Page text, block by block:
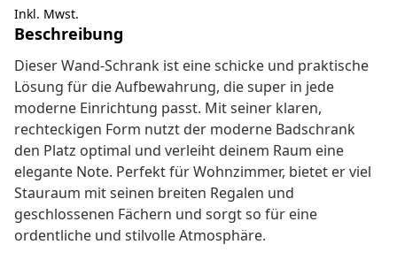
Inkl. Mwst.
Beschreibung
Dieser Wand-Schrank ist eine schicke und praktische
Lösung für die Aufbewahrung, die super in jede
moderne Einrichtung passt. Mit seiner klaren,
rechteckigen Form nutzt der moderne Badschrank
den Platz optimal und verleiht deinem Raum eine
elegante Note. Perfekt für Wohnzimmer, bietet er viel
Stauraum mit seinen breiten Regalen und
geschlossenen Fächern und sorgt so für eine
ordentliche und stilvolle Atmosphäre.